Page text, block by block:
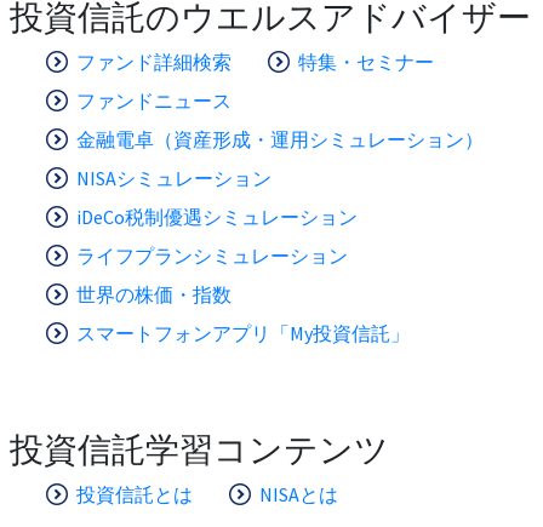
投資信託のウエルスアドバイザー
ファンド詳細検索
特集・セミナー
ファンドニュース
金融電卓（資産形成・運用シミュレーション）
NISAシミュレーション
iDeCo税制優遇シミュレーション
ライフプランシミュレーション
世界の株価・指数
スマートフォンアプリ「My投資信託」
投資信託学習コンテンツ
投資信託とは NISAとは